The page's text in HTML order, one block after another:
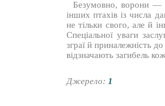
Безумовно, ворони —
інших птахів із числа
не тільки свого, але й
Спеціальної уваги
зграї й приналежність
відзначають загибель
Джерело: 1